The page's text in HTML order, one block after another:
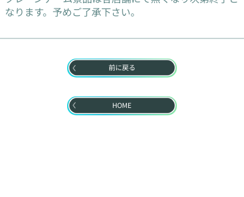
なります。予めご了承下さい。
前に戻る
HOME